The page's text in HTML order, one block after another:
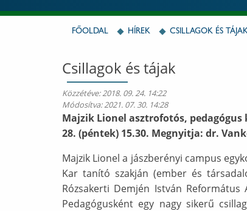
FŐOLDAL HÍREK CSILLAGOK ÉS
Csillagok és tájak
Közzétéve:2018. 09. 24. 14:22
Módosítva:2021. 07. 30. 14:28
Majzik Lionel asztrofotós, pedagógus
28. (péntek) 15.30. Megnyitja: dr.
Majzik Lionel a jászberényi campus
Kar tanító szakján (ember és
Rózsakerti Demjén István
Pedagógusként egy nagy sikerű